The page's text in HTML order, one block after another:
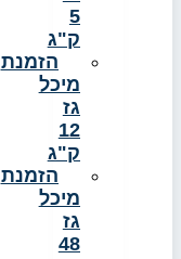
5
ק"ג
הזמנת
מיכל
גז
12
ק"ג
הזמנת
מיכל
גז
48